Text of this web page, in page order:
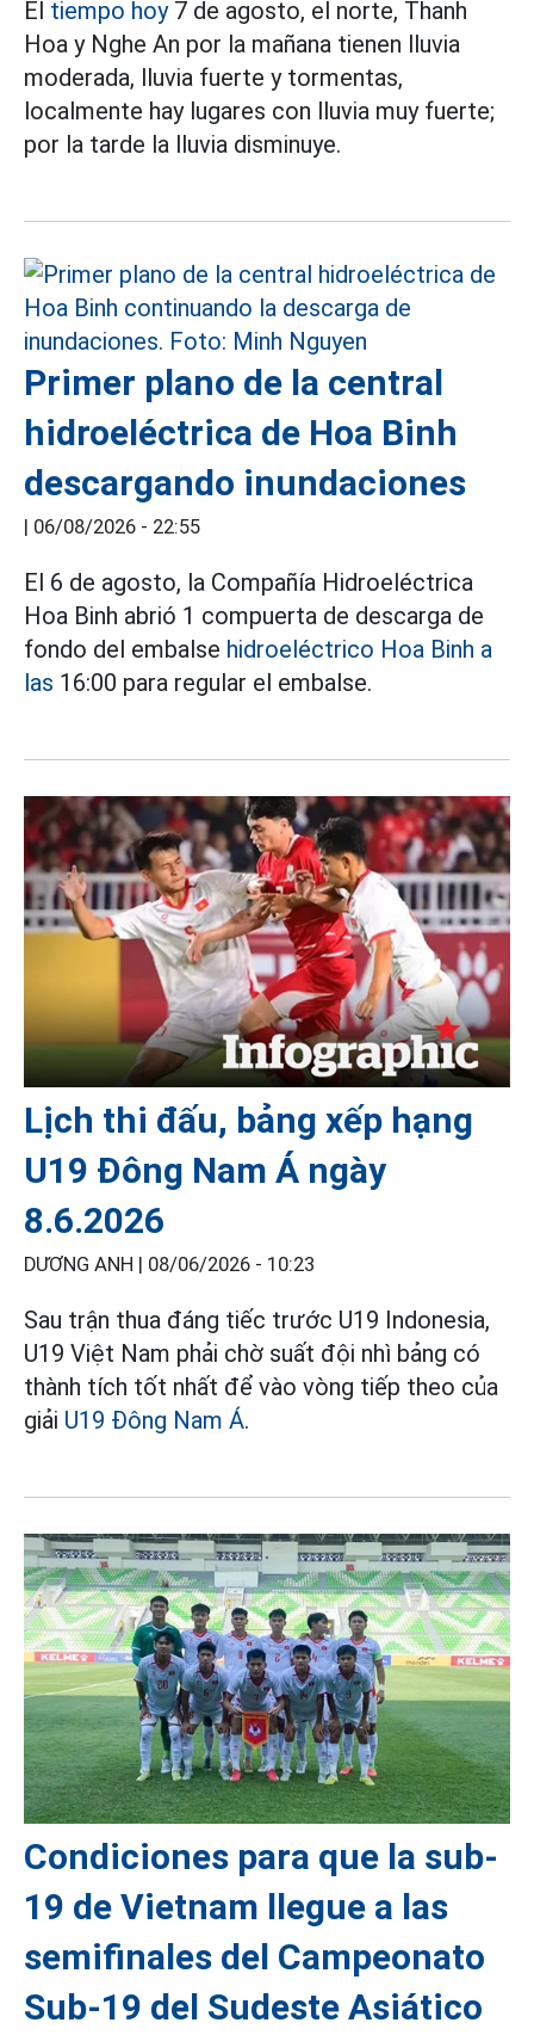
El tiempo hoy7 de agosto, el norte, Thanh
Hoa y Nghe An por la mañana tienen lluvia
moderada, lluvia fuerte y tormentas,
localmente hay lugares con lluvia muy fuerte;
por la tarde la lluvia disminuye.
Primer plano de la central
hidroeléctrica de Hoa Binh
descargando inundaciones
| 06/08/2026 - 22:55
El 6 de agosto, la Compañía Hidroeléctrica
Hoa Binh abrió 1 compuerta de descarga de
fondo del embalse hidroeléctrico Hoa Binh a
las 16:00 para regular el embalse.
Lịch thi đấu, bảng xếp hạng
U19 Đông Nam Á ngày
8.6.2026
DƯƠNG ANH | 08/06/2026 - 10:23
Sau trận thua đáng tiếc trước U19 Indonesia,
U19 Việt Nam phải chờ suất đội nhì bảng có
thành tích tốt nhất để vào vòng tiếp theo của
giải U19 Đông Nam Á.
Condiciones para que la sub-
19 de Vietnam llegue a las
semifinales del Campeonato
Sub-19 del Sudeste Asiático